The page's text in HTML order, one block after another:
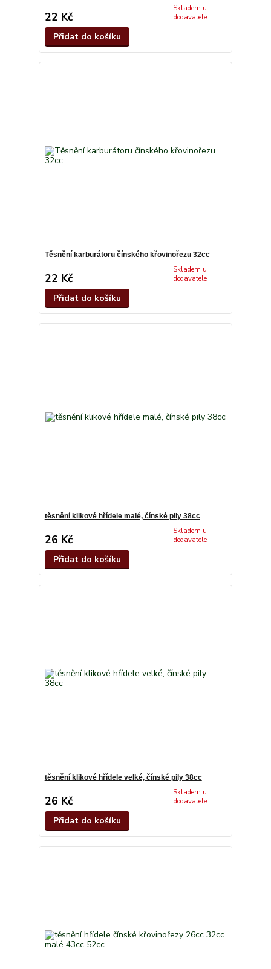
22 Kč
Skladem u
dodavatele
Přidat do košíku
Těsnění karburátoru čínského křovinořezu 32cc
22 Kč
Skladem u
dodavatele
Přidat do košíku
těsnění klikové hřídele malé, čínské pily 38cc
26 Kč
Skladem u
dodavatele
Přidat do košíku
těsnění klikové hřídele velké, čínské pily 38cc
26 Kč
Skladem u
dodavatele
Přidat do košíku